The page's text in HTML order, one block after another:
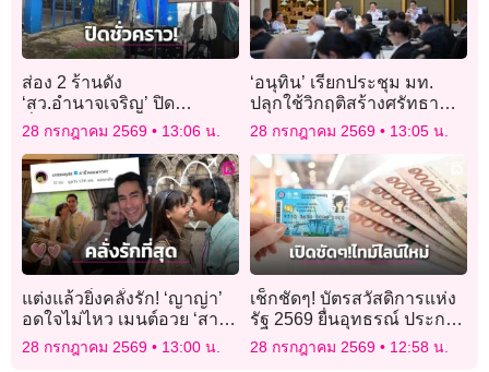
ส่อง 2 ร้านดัง
‘สว.อำนาจเจริญ’ ปิด
ชั่วคราว! หลัง ‘ยิ่งชีพ iLaw’
จ่อลงพื้นที่นับลูกจ้างพิสูจน์
คุณสมบัติ
28 กรกฎาคม 2569 13:06 น.
‘อนุทิน’ เรียกประชุม มท.
ปลุกใช้วิกฤติสร้างศรัทธา
ประชาชนหลังเจอมรสุมโกง
ท้องถิ่น
28 กรกฎาคม 2569 13:05 น.
แต่งแล้วยิ่งคลั่งรัก! ‘ญาญ่า’
อดใจไม่ไหว เมนต์อวย ‘สามี
หล่อมาก’ หลังควง ‘ณเดชน์’
ฮันนีมูน
28 กรกฎาคม 2569 13:00 น.
เช็กชัดๆ! บัตรสวัสดิการแห่ง
รัฐ 2569 ยื่นอุทธรณ์ ประกาศ
ผลวันไหน
28 กรกฎาคม 2569 12:58 น.